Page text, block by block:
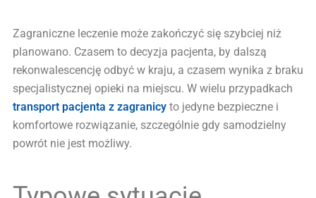
Zagraniczne leczenie może zakończyć się szybciej niż
planowano. Czasem to decyzja pacjenta, by dalszą
rekonwalescencję odbyć w kraju, a czasem wynika z braku
specjalistycznej opieki na miejscu. W wielu przypadkach
transport pacjenta z zagranicy to jedyne bezpieczne i
komfortowe rozwiązanie, szczególnie gdy samodzielny
powrót nie jest możliwy.